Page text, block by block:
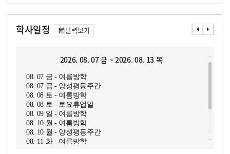
학사일정 달력보기
2026. 08. 07 금 ~ 2026. 08. 13 목
08. 07 금 - 여름방학
08. 07 금 - 양성평등주간
08. 08 토 - 여름방학
08. 08 토 - 토요휴업일
08. 09 일 - 여름방학
08. 10 월 - 여름방학
08. 10 월 - 양성평등주간
08. 11 화 - 여름방학